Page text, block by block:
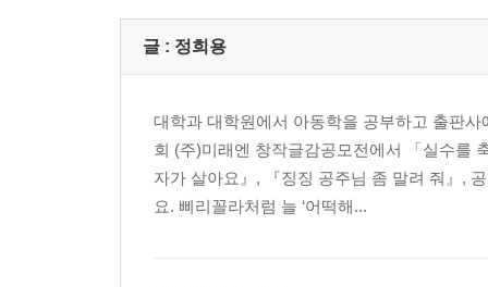
글 : 정희용
대학과 대학원에서 아동학을 공부하고 출판
회 (주)미래엔 창작글감공모전에서 「실수를
자가 살아요』, 『징징 공주님 좀 말려 줘』,
요. 삐리꼴라처럼 늘 ‘어떡해...